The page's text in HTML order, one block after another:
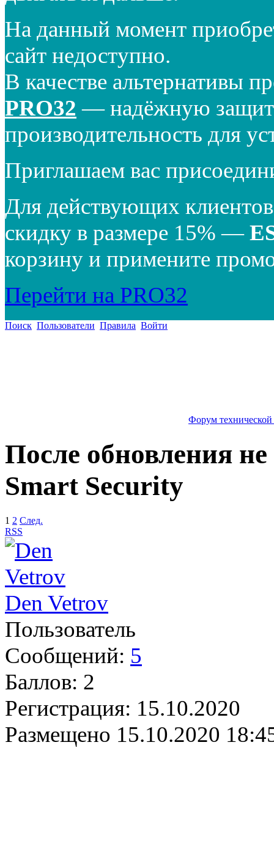
На данный момент
сайт недоступно.
В качестве альтернативы
PRO32 — надёжную
производительность для
Приглашаем вас
Для действующих
скидку в размере 15% —
корзину и примените
Перейти на PRO32
Поиск Пользователи Правила Войти
Форум
После обновления
Smart Security
1 2 След.
RSS
Den Vetrov
Пользователь
Сообщений: 5
Баллов: 2
Регистрация: 15.10.2020
Размещено 15.10.2020